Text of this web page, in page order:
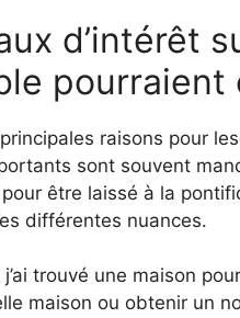
d’intérêt
pourraient
principales raisons pour
sont souvent
être laissé à la
différentes nuances.
j’ai trouvé une maison
maison ou obtenir un